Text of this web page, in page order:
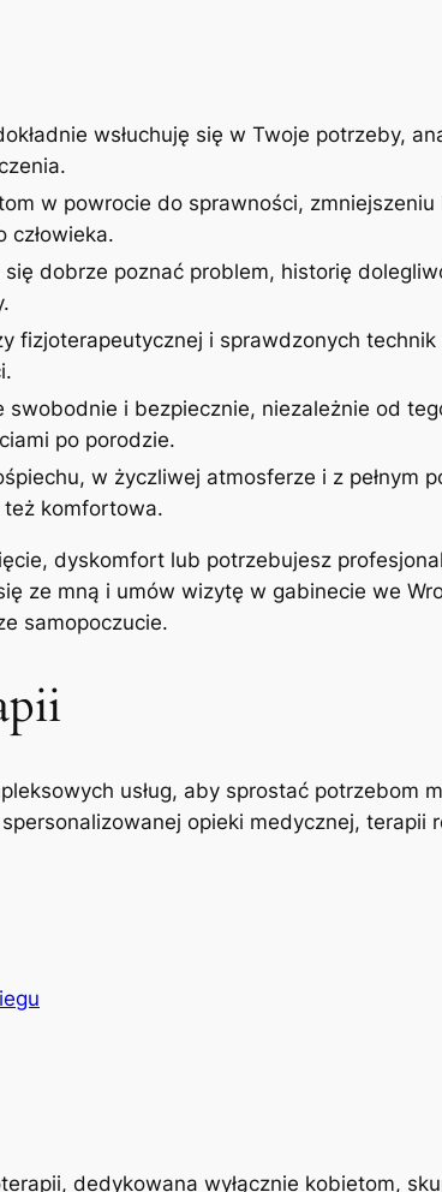
wsłuchuję się w Twoje potrzeby,
w powrocie do sprawności,
człowieka.
dobrze poznać problem, historię
fizjoterapeutycznej i sprawdzonych
swobodnie i bezpiecznie, niezależnie od
po porodzie.
w życzliwej atmosferze i z pełnym
też komfortowa.
dyskomfort lub potrzebujesz
ze mną i umów wizytę w gabinecie we
samopoczucie.
usług, aby sprostać potrzebom
opieki medycznej, terapii
dedykowana wyłącznie kobietom,